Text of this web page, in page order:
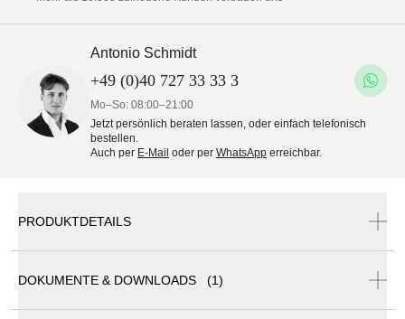
Antonio Schmidt
+49 (0)40 727 33 33 3
Mo–So: 08:00–21:00
Jetzt persönlich beraten lassen, oder einfach telefonisch
bestellen.
Auch per E-Mail oder per WhatsApp erreichbar.
PRODUKTDETAILS
DOKUMENTE & DOWNLOADS (1)